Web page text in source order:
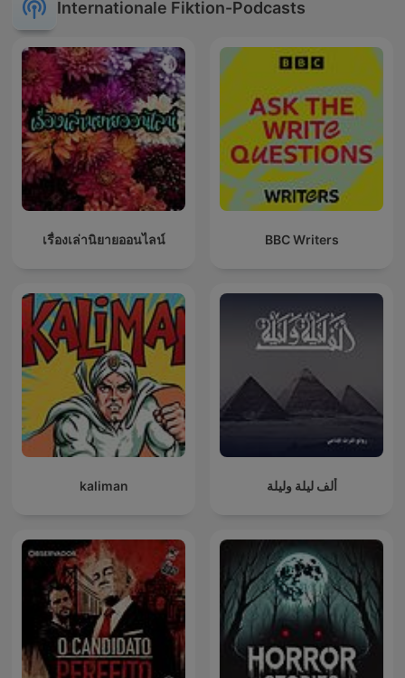
Internationale Fiktion-Podcasts
เรื่องเล่านิยายออนไลน์ BBC Writers
kaliman ألف ليلة وليلة